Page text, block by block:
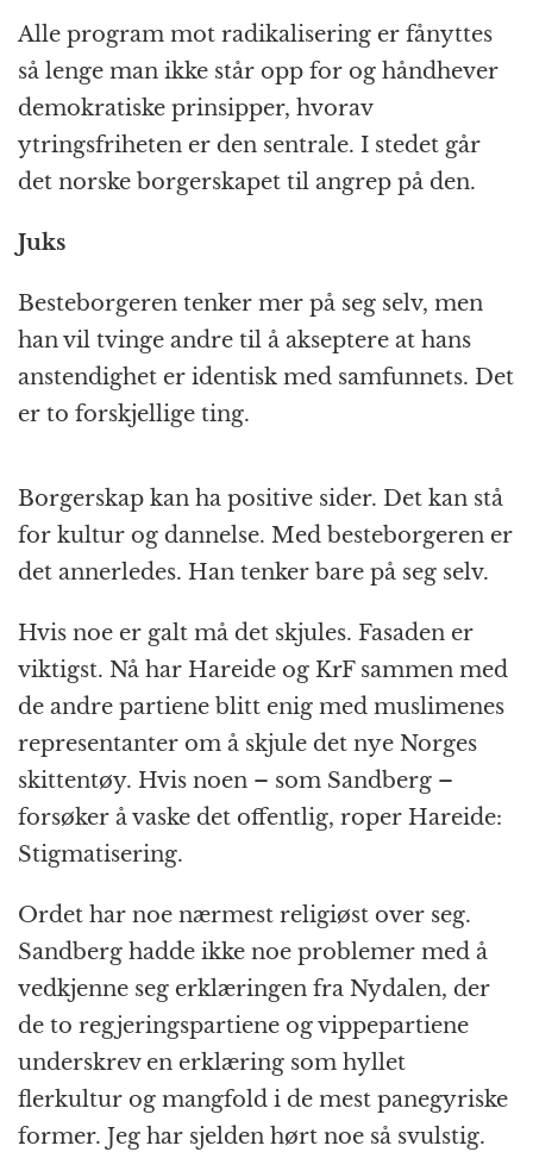
Alle program mot radikalisering er fånyttes
så lenge man ikke står opp for og håndhever
demokratiske prinsipper, hvorav
ytringsfriheten er den sentrale. I stedet går
det norske borgerskapet til angrep på den.
Juks
Besteborgeren tenker mer på seg selv, men
han vil tvinge andre til å akseptere at hans
anstendighet er identisk med samfunnets. Det
er to forskjellige ting.
Borgerskap kan ha positive sider. Det kan stå
for kultur og dannelse. Med besteborgeren er
det annerledes. Han tenker bare på seg selv.
Hvis noe er galt må det skjules. Fasaden er
viktigst. Nå har Hareide og KrF sammen med
de andre partiene blitt enig med muslimenes
representanter om å skjule det nye Norges
skittentøy. Hvis noen – som Sandberg –
forsøker å vaske det offentlig, roper Hareide:
Stigmatisering.
Ordet har noe nærmest religiøst over seg.
Sandberg hadde ikke noe problemer med å
vedkjenne seg erklæringen fra Nydalen, der
de to regjeringspartiene og vippepartiene
underskrev en erklæring som hyllet
flerkultur og mangfold i de mest panegyriske
former. Jeg har sjelden hørt noe så svulstig.